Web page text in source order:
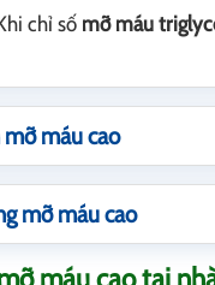
chỉ số mỡ máu
máu cao
mỡ máu cao